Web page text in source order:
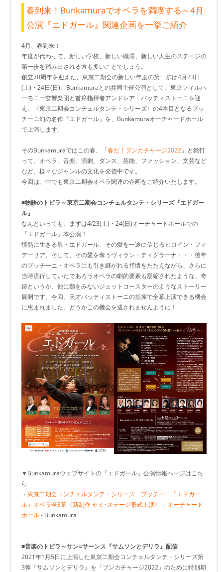
春到来！Bunkamuraでオペラを満喫する～4月
公演『エドガール』関連企画を一挙ご紹介
4月、春到来！
年度が代わって、新しい学校、新しい職場、新しい人生のステージの
第一歩を踏み出される方も多いことでしょう。
創立70周年を迎えた、東京二期会の新しい年度の第一歩は4月23日
(土)・24日(日)、Bunkamuraとの共同主催公演として、東京フィルハ
ーモニー交響楽団と首席指揮者アンドレア・バッティストーニを迎
え、〈東京二期会コンチェルタンテ・シリーズ〉の4本目となるプッ
チーニ幻の名作『エドガール』を、Bunkamuraオーチャードホール
で上演します。
そのBunkamuraではこの春、「春だ！ブンカチャージ2022 」と銘打
って、オペラ、音楽、演劇、ダンス、芸能、ファッション、文芸など
など、様々なジャンルの文化を発信中です。
今回は、中でも東京二期会オペラ関連の企画をご紹介いたします。
■物語のトビラ～東京二期会コンチェルタンテ・シリーズ『エドガー
ル』
なんといっても、まずは4/23(土)・24(日)オーチャードホールでの
『エドガール』本公演！
情熱に生きる男・エドガール、その愛を一途に信じるヒロイン・フィ
デーリア、そして、その愛を奪うヴィラン・ティグラーナ・・・後年
のプッチーニ・オペラにも引き継がれる抒情をたたえながら、さらに
当時流行していたであろうオペラの劇的要素も凝縮されたような、奇
跡というか、他に類をみないジェットコースターのようなストーリー
展開です。今回、天才バッティストーニの指揮で全幕上演できる機会
に恵まれました。どうかこの機会を逃されませんように！
▼Bunkamuraウェブサイトの『エドガール』公演情報ページはこち
ら
・ 東京二期会コンチェルタンテ・シリーズ プッチーニ『エドガー
ル』オペラ全3幕〈新制作 セミ･ステージ形式上演〉 | オーチャード
ホール- Bunkamura
■音楽のトビラ～サン=サーンス『サムソンとデリラ』配信
2021年1月5日に上演した東京二期会コンチェルタンテ・シリーズ第
3弾『サムソンとデリラ』を「ブンカチャージ2022」のために特別期